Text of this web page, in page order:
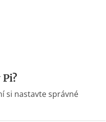
si nastavte správné